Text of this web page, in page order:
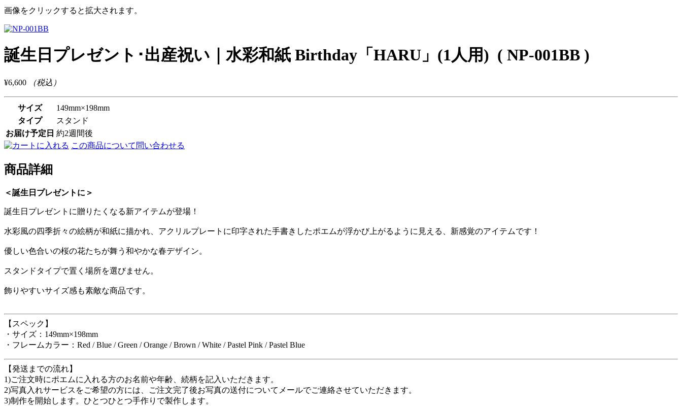
画像をクリックすると拡大されます。
誕生日プレゼント･出産祝い｜水彩和紙 Birthday「HARU」(1人用) ( NP-001BB )
¥6,600 （税込）
サイズ
149mm×198mm
タイプ
スタンド
お届け予定日 約2週間後
この商品について問い合わせる
商品詳細
＜誕生日プレゼントに＞
誕生日プレゼントに贈りたくなる新アイテムが登場！
水彩風の四季折々の絵柄が和紙に描かれ、アクリルプレートに印字された手書きしたポエムが浮かび上がるように見える、新感覚のアイテムです！
優しい色合いの桜の花たちが舞う和やかな春デザイン。
スタンドタイプで置く場所を選びません。
飾りやすいサイズ感も素敵な商品です。
【スペック】
・サイズ：149mm×198mm
・フレームカラー：Red / Blue / Green / Orange / Brown / White / Pastel Pink / Pastel Blue
【発送までの流れ】
1)ご注文時にポエムに入れる方のお名前や年齢、続柄を記入いただきます。
2)写真入れサービスをご希望の方には、ご注文完了後お写真の送付についてメールでご連絡させていただきます。
3)制作を開始します。ひとつひとつ手作りで製作します。